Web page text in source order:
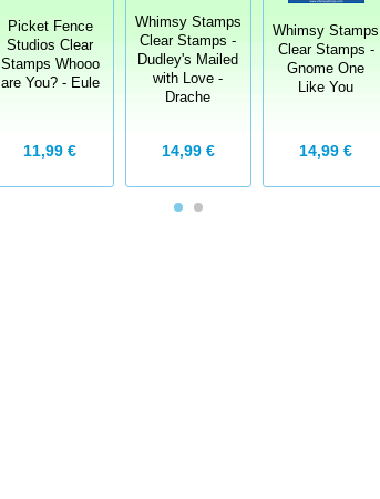
Picket Fence
Studios Clear
Stamps Whooo
are You? - Eule
11,99 €
Whimsy Stamps
Clear Stamps -
Dudley's Mailed
with Love -
Drache
14,99 €
Whimsy Stamps
Clear Stamps -
Gnome One
Like You
14,99 €